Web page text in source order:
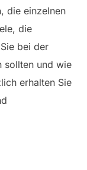
die einzelnen
die
bei der
sollten und wie
erhalten Sie